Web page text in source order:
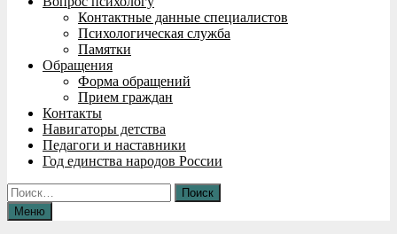
Контактные данные специалистов
Психологическая служба
Памятки
Обращения
Форма обращений
Прием граждан
Контакты
Навигаторы детства
Педагоги и наставники
Год единства народов России
Найти:
Меню